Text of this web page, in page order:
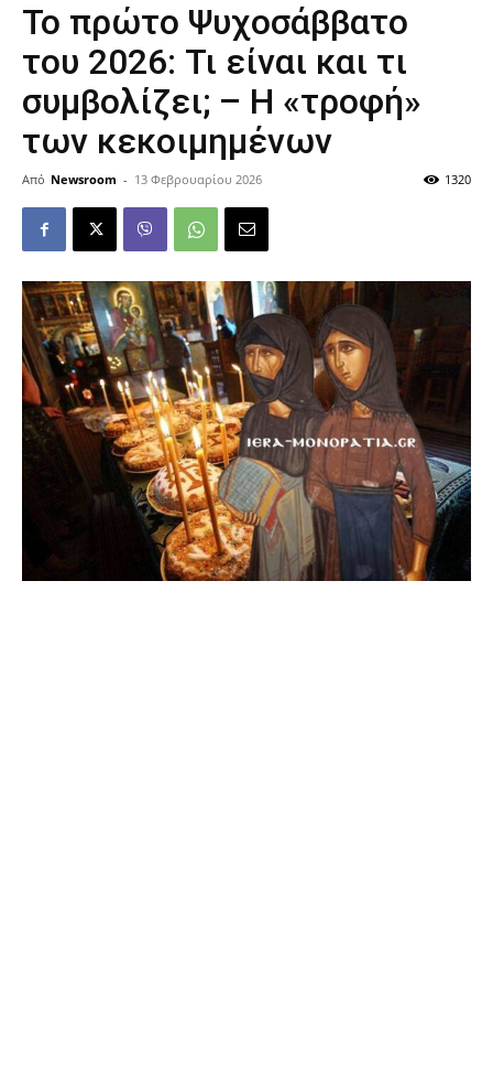
Το πρώτο Ψυχοσάββατο
του 2026: Τι είναι και τι
συμβολίζει; – Η «τροφή»
των κεκοιμημένων
Από Newsroom - 13 Φεβρουαρίου 2026 1320